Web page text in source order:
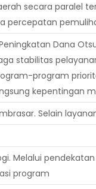
secara paralel
percepatan
Dana
stabilitas
program
kepentingan
Selain
Melalui
program